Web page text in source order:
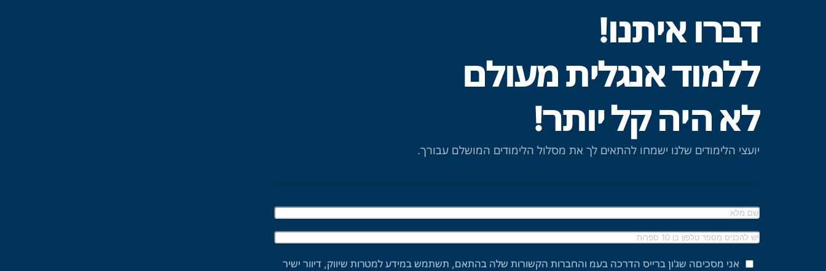
דברו איתנו!
ללמוד אנגלית מעולם
לא היה קל יותר!
יועצי הלימודים שלנו ישמחו להתאים לך את מסלול הלימודים המושלם עבורך.
אני מסכיםה שג'ון ברייס הדרכה בעמ והחברות הקשורות שלה בהתאם, תשתמש במידע למטרות שיווק, דיוור ישיר